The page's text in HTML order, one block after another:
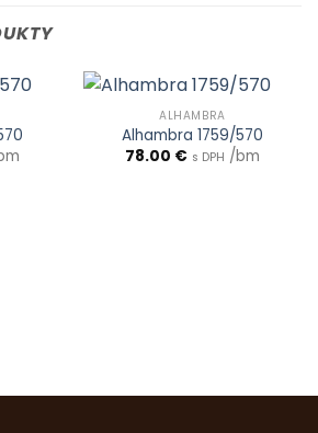
ALHAMBRA
Alhambra 1759/570
78.00 € s DPH /bm